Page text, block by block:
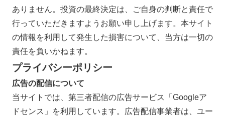
ありません。投資の最終決定は、ご自身の判断と責任で
行っていただきますようお願い申し上げます。本サイト
の情報を利用して発生した損害について、当方は一切の
責任を負いかねます。
プライバシーポリシー
広告の配信について
当サイトでは、第三者配信の広告サービス「Googleア
ドセンス」を利用しています。広告配信事業者は、ユー